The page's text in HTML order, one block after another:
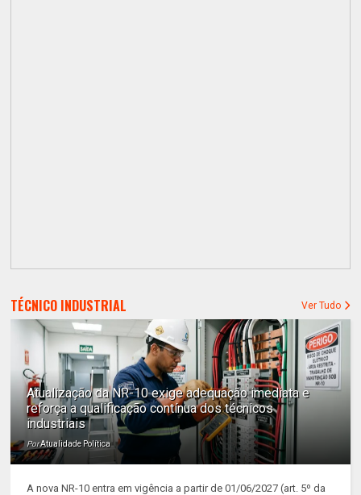
TÉCNICO INDUSTRIAL Ver Tudo
Atualização da NR-10 exige adequação imediata e
reforça a qualificação contínua dos técnicos
industriais
PorAtualidade Política
A nova NR-10 entra em vigência a partir de 01/06/2027 (art. 5º da